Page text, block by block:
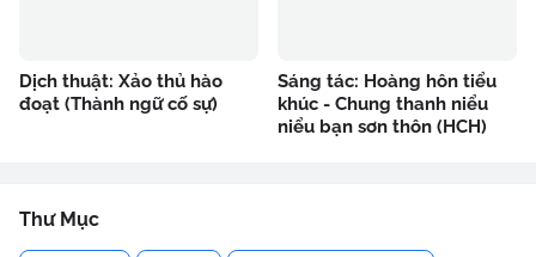
Dịch thuật: Xảo thủ hào
đoạt (Thành ngữ cố sự)
Sáng tác: Hoàng hôn tiểu
khúc - Chung thanh niểu
niểu bạn sơn thôn (HCH)
Thư Mục